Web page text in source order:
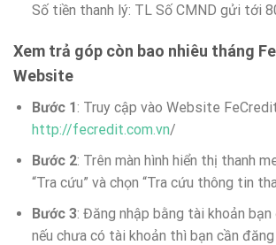
Số tiền thanh lý: TL Số CMND gửi tới
Xem trả góp còn bao nhiêu tháng
Website
Bước 1: Truy cập vào Website
http://fecredit.com.vn/
Bước 2: Trên màn hình hiển thị thanh
“Tra cứu” và chọn “Tra cứu thông tin
Bước 3: Đăng nhập bằng tài khoản
nếu chưa có tài khoản thì bạn cần